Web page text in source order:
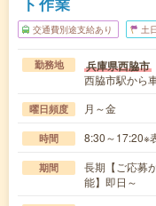
交通費別途支給あり 土
勤務地 兵庫県西脇市
西脇市駅から
曜日頻度 月～金
時間 8:30～17:20※
期間
長期【ご応募
能】即日～